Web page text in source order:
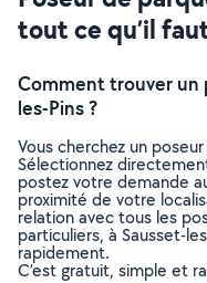
tout ce qu’il
Comment trouver un
les-Pins ?
Vous cherchez un
Sélectionnez
postez votre demande
proximité de votre
relation avec tous les
particuliers, à Sausset-
rapidement.
C’est gratuit, simple et